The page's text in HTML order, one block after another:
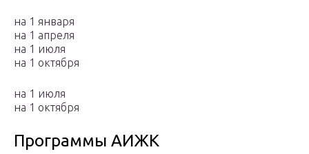
на 1 января
на 1 апреля
на 1 июля
на 1 октября
на 1 июля
на 1 октября
Программы АИЖК